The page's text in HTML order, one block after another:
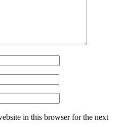
in this browser for the next